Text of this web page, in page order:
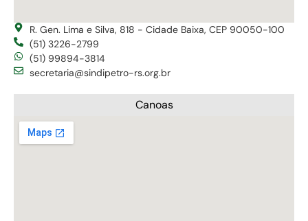
R. Gen. Lima e Silva, 818 - Cidade Baixa, CEP 90050-100
(51) 3226-2799
(51) 99894-3814
secretaria@sindipetro-rs.org.br
Canoas